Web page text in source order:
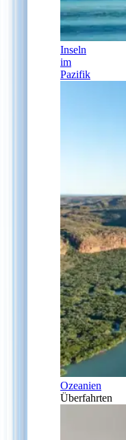
Inseln
im
Pazifik
Ozeanien
Überfahrten